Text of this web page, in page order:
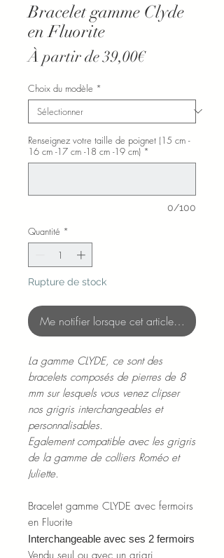
Bracelet gamme Clyde
en Fluorite
À partir de39,00€Prix
Choix du modèle *
Renseignez votre taille de poignet (15 cm -
16 cm -17 cm -18 cm -19 cm) *
0/100
Quantité *
Rupture de stock
Me notifier lorsque cet article est
La gamme CLYDE, ce sont des
bracelets composés de pierres de 8
mm sur lesquels vous venez clipser
nos grigris interchangeables et
personnalisables.
Egalement compatible avec les grigris
de la gamme de colliers Roméo et
Juliette.
Bracelet gamme CLYDE avec fermoirs
en Fluorite
Interchangeable avec ses 2 fermoirs